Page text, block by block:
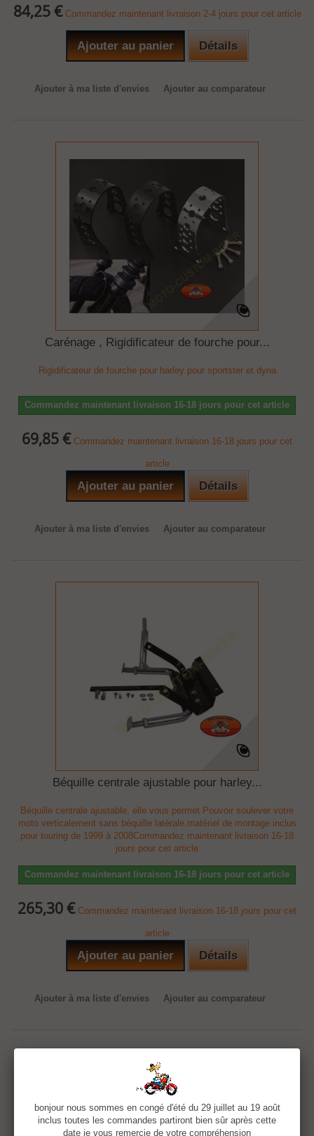
84,25 € Commandez maintenant livraison 2-4 jours pour cet article
Ajouter au panier Détails
Ajouter à ma liste d'envies Ajouter au comparateur
Carénage , Rigidificateur de fourche pour...
Rigidificateur de fourche pour harley pour sportster et dyna
Commandez maintenant livraison 16-18 jours pour cet article
69,85 € Commandez maintenant livraison 16-18 jours pour cet
article
Ajouter au panier Détails
Ajouter à ma liste d'envies Ajouter au comparateur
Béquille centrale ajustable pour harley...
Béquille centrale ajustable, elle vous permet Pouvoir soulever votre
moto verticalement sans béquille latérale.matériel de montage inclus
pour touring de 1999 à 2008Commandez maintenant livraison 16-18
jours pour cet article
Commandez maintenant livraison 16-18 jours pour cet article
265,30 € Commandez maintenant livraison 16-18 jours pour cet
article
Ajouter au panier Détails
Ajouter à ma liste d'envies Ajouter au comparateur
bonjour nous sommes en congé d'été du 29 juillet au 19 août
inclus toutes les commandes partiront bien sûr après cette
date je vous remercie de votre compréhension